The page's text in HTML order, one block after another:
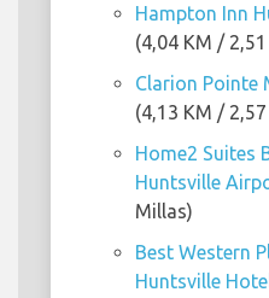
Hampton Inn
(4,04 KM /
Clarion Pointe
(4,13 KM /
Home2 Suites
Huntsville
Millas)
Best Western
Huntsville